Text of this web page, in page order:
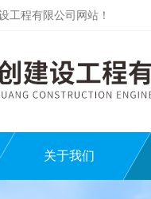
工程有限公司网站！
关于我们